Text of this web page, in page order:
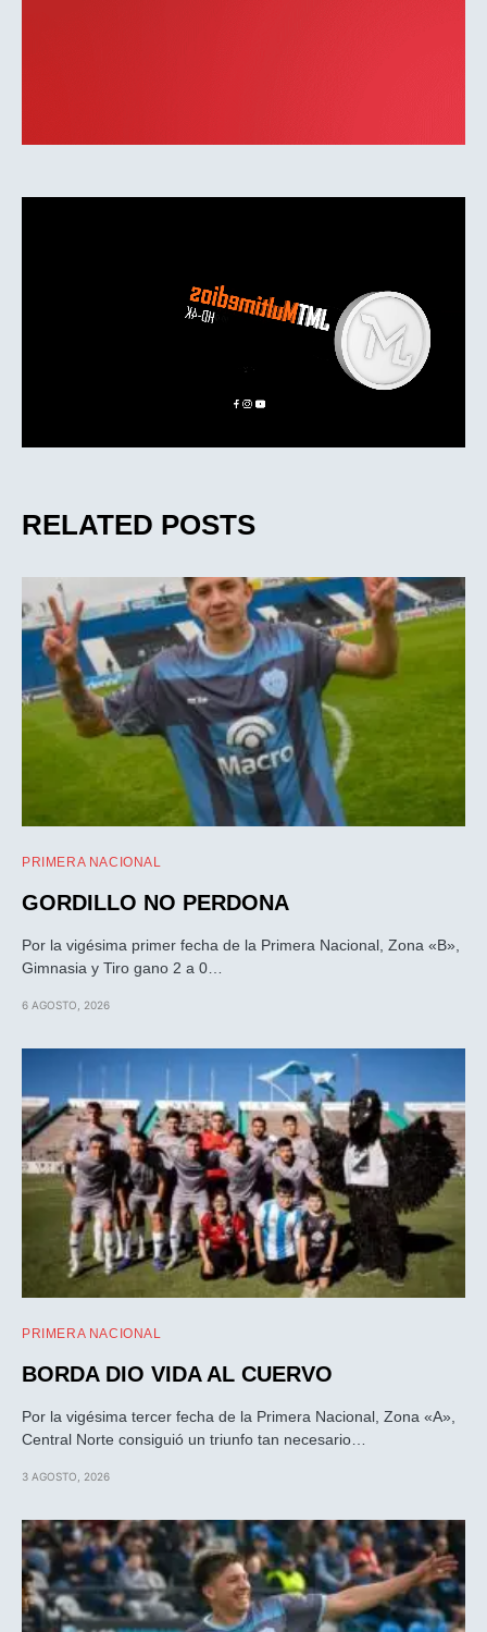
RELATED POSTS
PRIMERA NACIONAL
GORDILLO NO PERDONA
Por la vigésima primer fecha de la Primera Nacional, Zona «B»,
Gimnasia y Tiro gano 2 a 0…
6 AGOSTO, 2026
PRIMERA NACIONAL
BORDA DIO VIDA AL CUERVO
Por la vigésima tercer fecha de la Primera Nacional, Zona «A»,
Central Norte consiguió un triunfo tan necesario…
3 AGOSTO, 2026